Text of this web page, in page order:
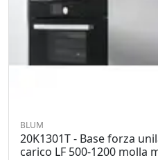
BLUM
20K1301T - Base forza
carico LF 500-1200 molla